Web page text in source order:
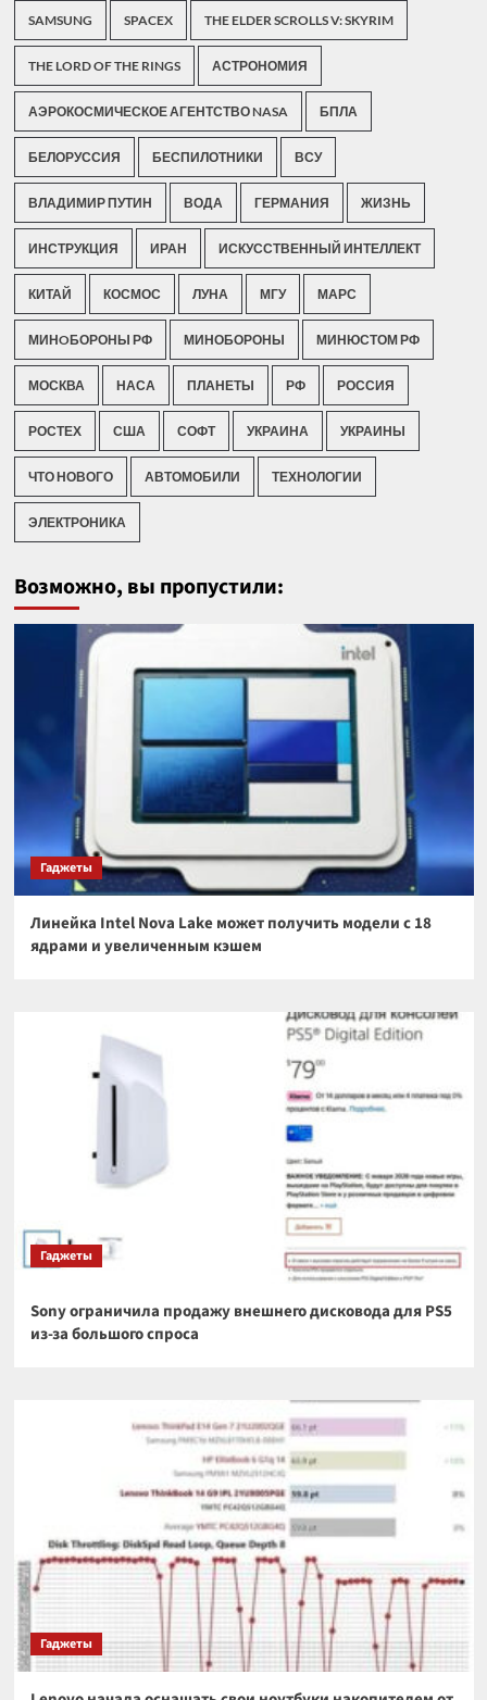
SAMSUNG SPACEX THE ELDER SCROLLS V: SKYRIM
THE LORD OF THE RINGS АСТРОНОМИЯ
АЭРОКОСМИЧЕСКОЕ АГЕНТСТВО NASA БПЛА
БЕЛОРУССИЯ БЕСПИЛОТНИКИ ВСУ
ВЛАДИМИР ПУТИН ВОДА ГЕРМАНИЯ ЖИЗНЬ
ИНСТРУКЦИЯ ИРАН ИСКУССТВЕННЫЙ ИНТЕЛЛЕКТ
КИТАЙ КОСМОС ЛУНА МГУ МАРС
МИНOБОРОНЫ РФ МИНОБОРОНЫ МИНЮСТОМ РФ
МОСКВА НАСА ПЛАНЕТЫ РФ РОССИЯ
РОСТЕХ США СОФТ УКРАИНА УКРАИНЫ
ЧТО НОВОГО АВТОМОБИЛИ ТЕХНОЛОГИИ
ЭЛЕКТРОНИКА
Возможно, вы пропустили:
Гаджеты
Линейка Intel Nova Lake может получить модели с 18
ядрами и увеличенным кэшем
Гаджеты
Sony ограничила продажу внешнего дисковода для PS5
из-за большого спроса
Гаджеты